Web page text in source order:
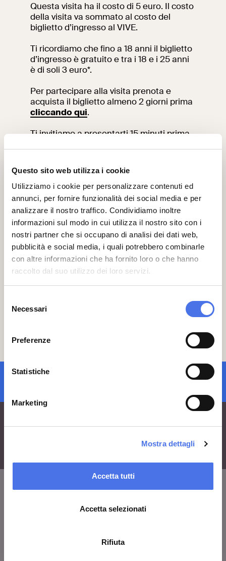
Questo sito web utilizza i cookie
Utilizziamo i cookie per personalizzare contenuti ed
annunci, per fornire funzionalità dei social media e per
analizzare il nostro traffico. Condividiamo inoltre
informazioni sul modo in cui utilizza il nostro sito con i
nostri partner che si occupano di analisi dei dati web,
pubblicità e social media, i quali potrebbero combinarle
con altre informazioni che ha fornito loro o che hanno
raccolto dal suo utilizzo dei loro servizi.
delNecessari
Preferenze
Statistiche
Marketing
Mostra dettagli
Accetta tutti
Accetta selezionati
Rifiuta
Questa visita ha il costo di 5 euro. Il costo
della visita va sommato al costo del
biglietto d’ingresso al VIVE.
Ti ricordiamo che fino a 18 anni il biglietto
d’ingresso è gratuito e tra i 18 e i 25 anni
è di soli 3 euro*.
Per partecipare alla visita prenota e
acquista il biglietto almeno 2 giorni prima
cliccando qui.
Ti invitiamo a presentarti 15 minuti prima
Per informazioni contatta il team didattico
inviando una mail a:
vi-ve.edu@cultura.gov.it
* Dal 15 giugno al 15 settembre, come
previsto dal Decreto Legge n.61 del 1
giugno 2023, il costo dei biglietti di
ingresso negli istituti e luoghi della
cultura statali è incrementato di 1 euro. Il
provvedimento è finalizzato a finanziare
interventi di tutela e ricostruzione del
attività clicca qui
iscrizione newsletter
Lascia un commento